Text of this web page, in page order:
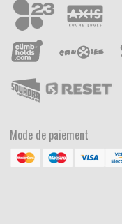
Mode de paiement